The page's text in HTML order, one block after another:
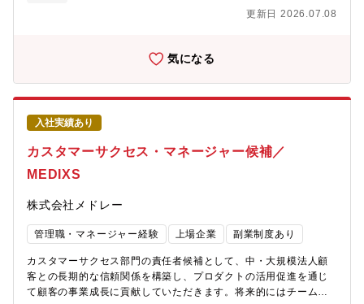
中核人材としての活躍を期待しています。また、資格取得支援制
動線・使用環境を踏まえ、「快適な空間（空気質）」を設計段階
工会社・代理店など、多様な関係者と関わることで、高度な調整
力・提案力が身に付きます ・空調・換気機器に関する技術知識
を実務を通じて習得でき、設備営業としての市場価値を高めるこ
とができます ・自身の提案が建物として形になり、長く使われ
続けるという目に見える達成感があります日々の一つひとつの対
応が顧客満足につながり、信頼関係を築いていける、やりがいの
大きな仕事です。【職場の雰囲気】キャリア入社の社員や若手社
員が多く在籍しており、年齢や社歴に関係なく意見交換や相談が
しやすい、フラットな職場です。 ・「より良い空間をお客様に
ります ・直行直帰を基本とし、出社・在宅を業務内容に応じて
な裁量があり、自分のスタイルで仕事を進めることが可能です。
リアパス】入社後は、導入研修を通じて商品知識・社内システム
を習得していただきます。また、必要に応じて工場での商品講習
会（PAC・GHP・吸収式など）にも参加可能です。 ・入社後し
ィードバック■代理店との関係管理や販売推進計画の実行（同社は
京都府、滋賀県【主な訪問診療科】整形外科、心臓血管外科、脳
神経外科、オペ室【担当製品】止血材（フロシール）【配属予定
部署】Advanced Surgery 事業部、営業全体40名前後【アドバン
スサージェリー事業部について】■手術の現場でのより良い止血マ
ネジメントに特化した アドバンスサージェーリー事業外科系各
科において手術手技がめざましく進歩を遂げるなか、同社は医療
従事者とともに外科手術の成績向上と手術に伴う侵襲や術後合併
症リスクの低減を目指し、先進的なテクノロジーに裏付けられた
効果の高い止血材を提供し、さらなる製品開発に向けて取り組ん
更新日 2026.07.08
気になる
入社実績あり
カスタマーサクセス・マネージャー候補／
MEDIXS
株式会社メドレー
管理職・マネージャー経験 上場企業 副業制度あり
カスタマーサクセス部門の責任者候補として、中・大規模法人顧
客との長期的な信頼関係を構築し、プロダクトの活用促進を通じ
て顧客の事業成長に貢献していただきます。将来的にはチームを